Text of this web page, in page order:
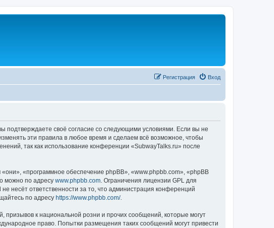
Вход
Регистрация
своё согласие со следующими условиями. Если вы не
эти правила в любое время и сделаем всё возможное, чтобы
так как использование конференции «SubwayTalks.ru» после
«программное обеспечение phpBB», «www.phpbb.com», «phpBB
можно по адресу www.phpbb.com. Ограничения лицензии GPL для
несёт ответственности за то, что администрация конференций
по адресу https://www.phpbb.com/.
к национальной розни и прочих сообщений, которые могут
право. Попытки размещения таких сообщений могут привести